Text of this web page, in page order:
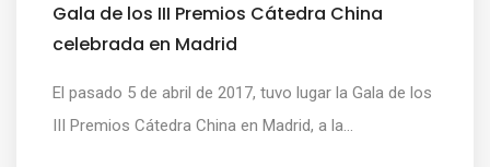
Gala de los III Premios Cátedra China
celebrada en Madrid
El pasado 5 de abril de 2017, tuvo lugar la Gala de los
III Premios Cátedra China en Madrid, a la...